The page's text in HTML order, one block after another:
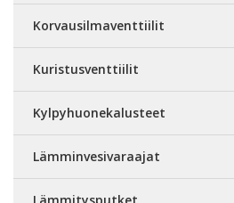
Korvausilmaventtiilit
Kuristusventtiilit
Kylpyhuonekalusteet
Lämminvesivaraajat